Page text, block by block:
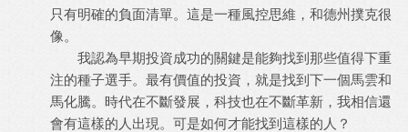
只有明確的負面清單。這是一種風控思維，和德州撲克很
像。
我認為早期投資成功的關鍵是能夠找到那些值得下重
注的種子選手。最有價值的投資，就是找到下一個馬雲和
馬化騰。時代在不斷發展，科技也在不斷革新，我相信還
會有這樣的人出現。可是如何才能找到這樣的人？